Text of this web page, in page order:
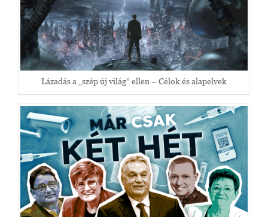
Lázadás a „szép új világ” ellen – Célok és alapelvek